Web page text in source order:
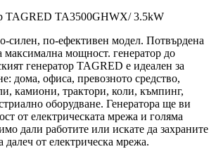
TAGRED TA3500GHWX/ 3.5kW
силен, по-ефективен модел. Потвърдена
мощност. генератор до
генератор TAGRED е идеален за
дома, офиса, превозното средство,
камиони, трактори, коли, къмпинг,
оборудване. Генератора ще ви
от електрическата мрежа и голяма
дали работите или искате да захраните
далеч от електрическа мрежа.